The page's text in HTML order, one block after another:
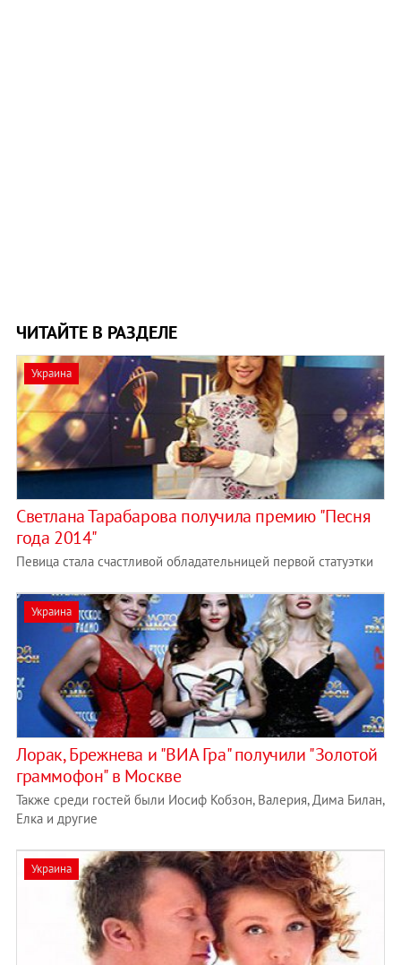
ЧИТАЙТЕ В РАЗДЕЛЕ
Украина
Светлана Тарабарова получила премию "Песня
года 2014"
Певица стала счастливой обладательницей первой статуэтки
Украина
Лорак, Брежнева и "ВИА Гра" получили "Золотой
граммофон" в Москве
Также среди гостей были Иосиф Кобзон, Валерия, Дима Билан,
Елка и другие
Украина